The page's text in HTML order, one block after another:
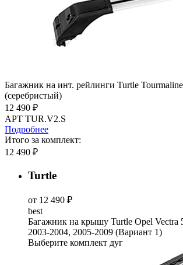
Багажник на инт. рейлинги Turtle
(серебристый)
12 490 ₽
АРТ TUR.V2.S
Подробнее
Итого за комплект:
12 490 ₽
Turtle
от 12 490 ₽
best
Багажник на крышу Turtle Opel Vectra
2003-2004, 2005-2009 (Вариант 1)
Выберите комплект дуг